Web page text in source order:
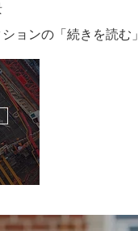
ョンの「続きを読む」